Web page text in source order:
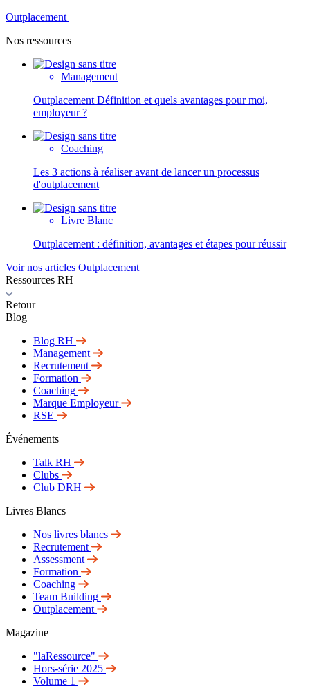
Outplacement
Nos ressources
Management
Outplacement Définition et quels avantages pour moi,
employeur ?
Coaching
Les 3 actions à réaliser avant de lancer un processus
d'outplacement
Livre Blanc
Outplacement : définition, avantages et étapes pour réussir
Voir nos articles Outplacement
Ressources RH
Retour
Blog
Blog RH
Management
Recrutement
Formation
Coaching
Marque Employeur
RSE
Événements
Talk RH
Clubs
Club DRH
Livres Blancs
Nos livres blancs
Recrutement
Assessment
Formation
Coaching
Team Building
Outplacement
Magazine
"laRessource"
Hors-série 2025
Volume 1